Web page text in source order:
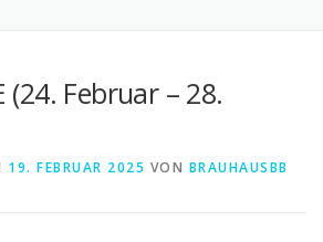
(24. Februar – 28.
19. FEBRUAR 2025 VON BRAUHAUSBB